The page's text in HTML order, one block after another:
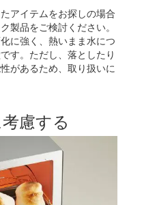
アイテムをお探しの場合
製品をご検討ください。
に強く、熱いまま水につ
す。ただし、落としたり
があるため、取り扱いに
慮する